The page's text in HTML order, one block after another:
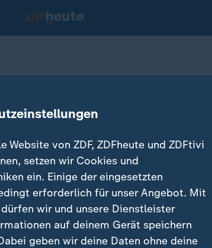
mehr ab"
Website von ZDF, ZDFheute und ZDFtivi
setzen wir Cookies und
ein. Einige der eingesetzten
erforderlich für unser Angebot. Mit
wir und unsere Dienstleister
auf deinem Gerät speichern
geben wir deine Daten ohne deine